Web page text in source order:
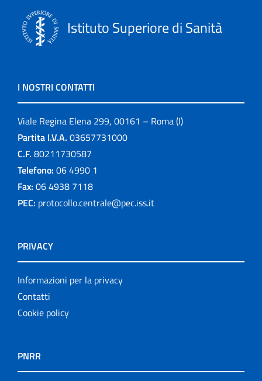
Istituto Superiore di Sanità
I NOSTRI CONTATTI
Viale Regina Elena 299, 00161 – Roma (I)
Partita I.V.A. 03657731000
C.F. 80211730587
Telefono: 06 4990 1
Fax: 06 4938 7118
PEC: protocollo.centrale@pec.iss.it
PRIVACY
Informazioni per la privacy
Contatti
Cookie policy
PNRR